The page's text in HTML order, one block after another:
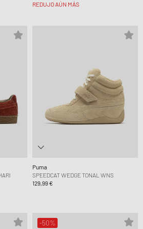
REDUJO AÚN MÁS
Puma
SPEEDCAT WEDGE TONAL WNS
129,99 €
-50%